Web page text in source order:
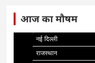
आज का मौषम
नई दिल्ली
राजस्थान